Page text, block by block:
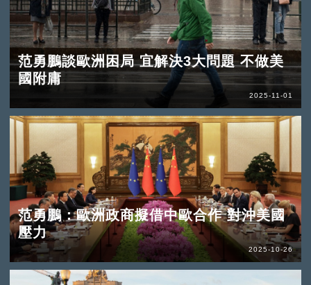
范勇鵬談歐洲困局 宜解決3大問題 不做美
國附庸
2025-11-01
范勇鵬：歐洲政商擬借中歐合作 對沖美國
壓力
2025-10-26